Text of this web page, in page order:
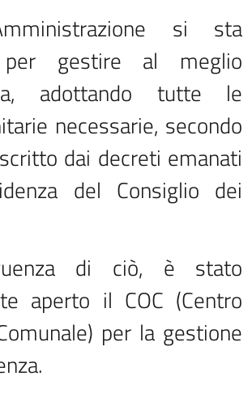
si sta
per gestire al meglio
adottando tutte le
necessarie, secondo
dai decreti emanati
del Consiglio dei
di ciò, è stato
aperto il COC (Centro
per la gestione